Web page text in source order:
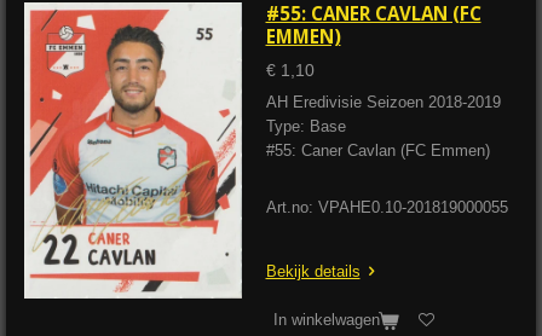
#55: CANER CAVLAN (FC
EMMEN)
€ 1,10
AH Eredivisie Seizoen 2018-2019
Type: Base
#55: Caner Cavlan (FC Emmen)
Art.no: VPAHE0.10-201819000055
Bekijk details
In winkelwagen